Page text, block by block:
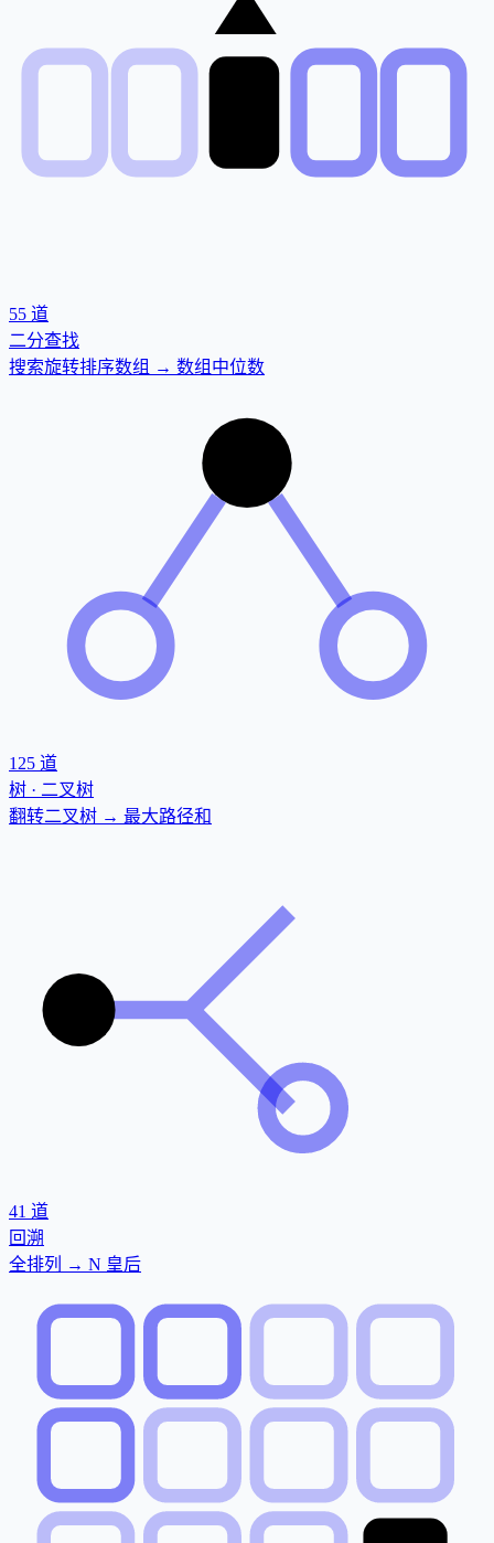
55 道
二分查找
搜索旋转排序数组 → 数组中位数
125 道
树 · 二叉树
翻转二叉树 → 最大路径和
41 道
回溯
全排列 → N 皇后